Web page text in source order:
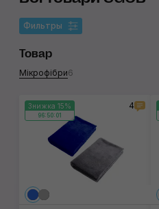
Фильтры
Товар
Мікрофібри6
Знижка 15%
96:50:01
4